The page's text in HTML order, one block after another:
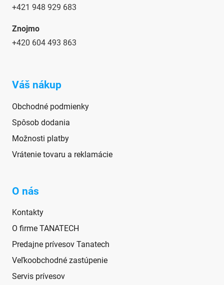
+421 948 929 683
Znojmo
+420 604 493 863
Váš nákup
Obchodné podmienky
Spôsob dodania
Možnosti platby
Vrátenie tovaru a reklamácie
O nás
Kontakty
O firme TANATECH
Predajne prívesov Tanatech
Veľkoobchodné zastúpenie
Servis prívesov